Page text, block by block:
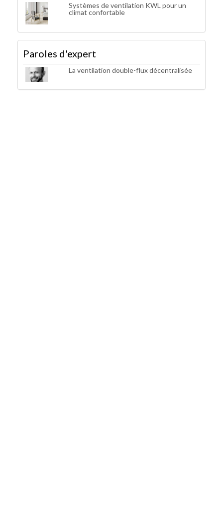
Systèmes de ventilation KWL pour un
climat confortable
Paroles d'expert
La ventilation double-flux décentralisée